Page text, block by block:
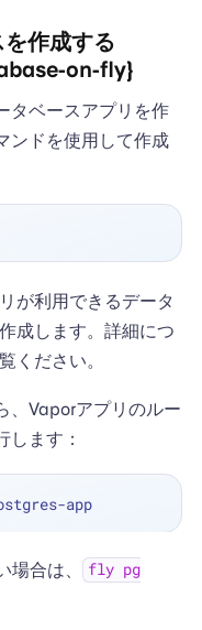
作成する
on-fly}
タベースアプリを作
ンドを使用して作成
が利用できるデータ
成します。詳細につ
ください。
、Vaporアプリのルー
します：
合は、
fly pg